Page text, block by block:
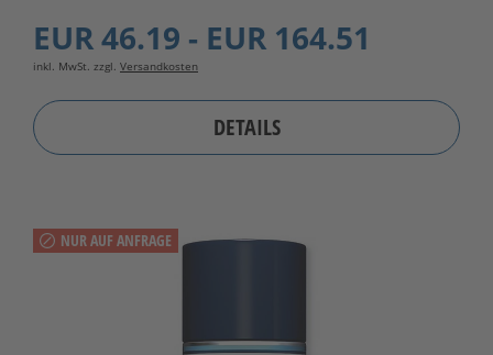
EUR 46.19 - EUR 164.51
inkl. MwSt. zzgl. Versandkosten
DETAILS
NUR AUF ANFRAGE